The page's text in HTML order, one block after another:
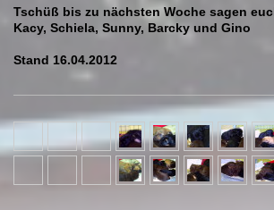
Tschüß bis zu nächsten Woche sagen
Kacy, Schiela, Sunny, Barcky und Gino
Stand 16.04.2012